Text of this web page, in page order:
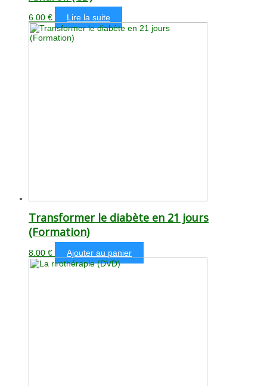
6.00 € Lire la suite
Transformer le diabète en 21 jours
(Formation)
8.00 € Ajouter au panier